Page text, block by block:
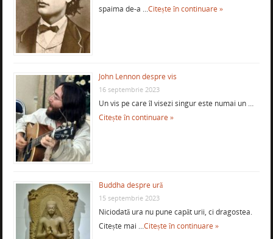
spaima de-a …Citește în continuare »
John Lennon despre vis
16 septembrie 2023
Un vis pe care îl visezi singur este numai un …
Citește în continuare »
Buddha despre ură
15 septembrie 2023
Niciodată ura nu pune capăt urii, ci dragostea.
Citește mai …Citește în continuare »